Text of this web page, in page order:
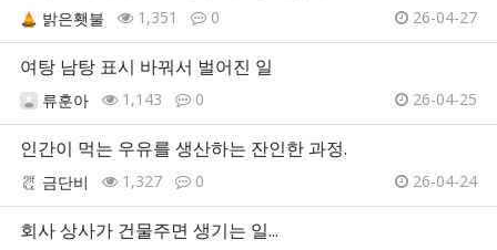
밝은횃불 1,351 0 26-04-27
여탕 남탕 표시 바꿔서 벌어진 일
류훈아 1,143 0 26-04-25
인간이 먹는 우유를 생산하는 잔인한 과정.
금단비 1,327 0 26-04-24
회사 상사가 건물주면 생기는 일...